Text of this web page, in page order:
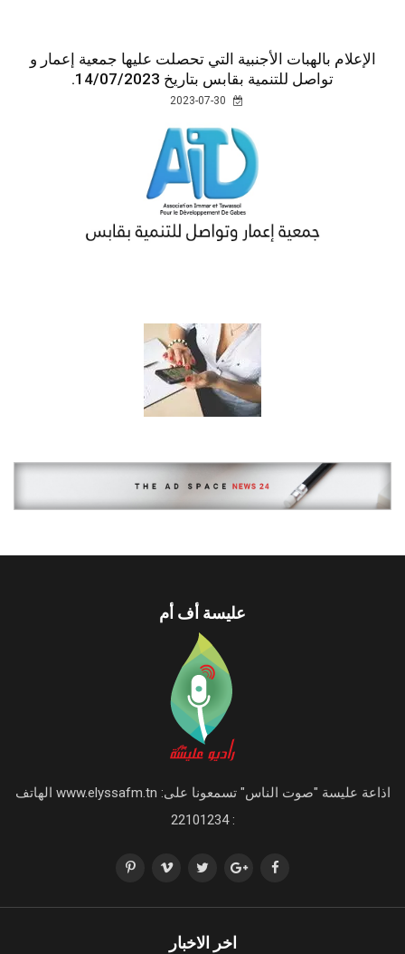
الإعلام بالهبات الأجنبية التي تحصلت عليها جمعية إعمار و
تواصل للتنمية بقابس بتاريخ 14/07/2023.
عليسة أف أم
اذاعة عليسة "صوت الناس" تسمعونا على: www.elyssafm.tn الهاتف
: 22101234
اخر الاخبار